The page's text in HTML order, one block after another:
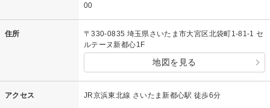
00
住所
〒330-0835 埼玉県さいたま市大宮区北袋町1-81-1 セ
ルテーヌ新都心1F
地図を見る
アクセス JR京浜東北線 さいたま新都心駅 徒歩6分